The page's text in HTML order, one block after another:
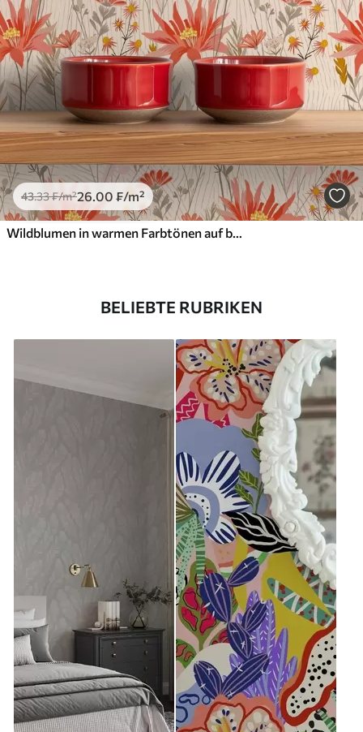
43.33₣/m²26.00 ₣/m²
Wildblumen in warmen Farbtönen auf beigem Hintergrund
BELIEBTE RUBRIKEN